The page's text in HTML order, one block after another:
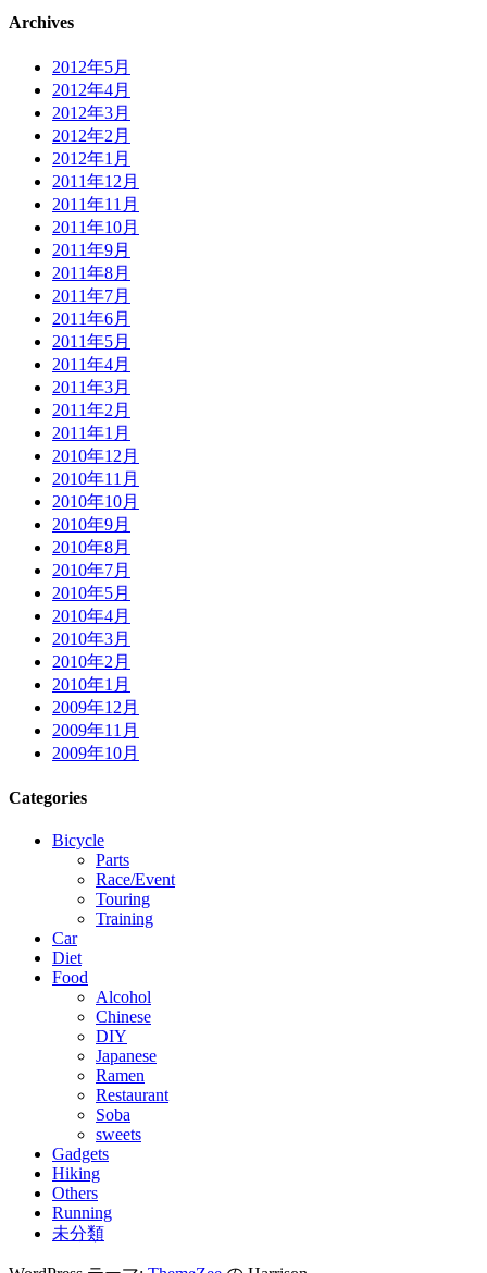
Archives
2012年5月
2012年4月
2012年3月
2012年2月
2012年1月
2011年12月
2011年11月
2011年10月
2011年9月
2011年8月
2011年7月
2011年6月
2011年5月
2011年4月
2011年3月
2011年2月
2011年1月
2010年12月
2010年11月
2010年10月
2010年9月
2010年8月
2010年7月
2010年5月
2010年4月
2010年3月
2010年2月
2010年1月
2009年12月
2009年11月
2009年10月
Categories
Bicycle
Parts
Race/Event
Touring
Training
Car
Diet
Food
Alcohol
Chinese
DIY
Japanese
Ramen
Restaurant
Soba
sweets
Gadgets
Hiking
Others
Running
未分類